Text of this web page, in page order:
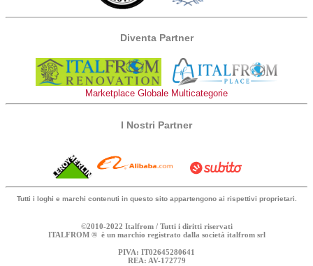
Diventa Partner
Marketplace Globale Multicategorie
I Nostri Partner
Tutti i loghi e marchi contenuti in questo sito appartengono ai rispettivi proprietari.
©2010-2022 Italfrom / Tutti i diritti riservati
ITALFROM ® è un marchio registrato dalla società italfrom srl
PIVA: IT02645280641
REA: AV-172779